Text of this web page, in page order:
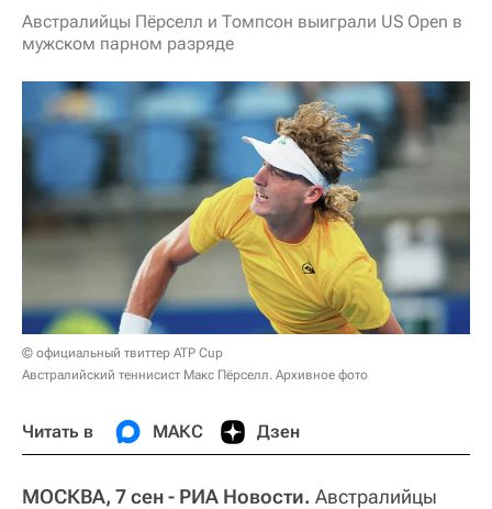
Австралийцы Пёрселл и Томпсон выиграли US Open в
мужском парном разряде
© официальный твиттер ATP Cup
Австралийский теннисист Макс Пёрселл. Архивное фото
Читать в МАКС Дзен
МОСКВА, 7 сен - РИА Новости. Австралийцы